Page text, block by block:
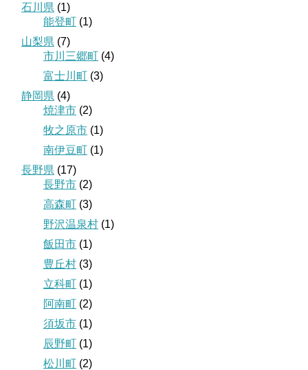
石川県 (1)
能登町 (1)
山梨県 (7)
市川三郷町 (4)
富士川町 (3)
静岡県 (4)
焼津市 (2)
牧之原市 (1)
南伊豆町 (1)
長野県 (17)
長野市 (2)
高森町 (3)
野沢温泉村 (1)
飯田市 (1)
豊丘村 (3)
立科町 (1)
阿南町 (2)
須坂市 (1)
辰野町 (1)
松川町 (2)